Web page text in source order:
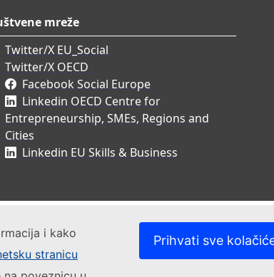
i kako
stranicu
Prihvati sve
mreže
Twitter/X EU_Social
Twitter/X OECD
Facebook Social Europe
Linkedin OECD Centre for
Entrepreneurship, SMEs, Regions and
Cities
Linkedin EU Skills & Business